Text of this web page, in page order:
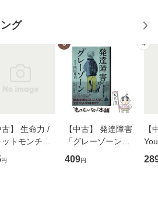
グ
古】 生命力 /
トモンチー /
ンレコード
【メール便送
円
3
【中古】 発達障害
「グレーゾーン」
その正しい理解と
克服法 (SB新書 57
409円
4
【
のが